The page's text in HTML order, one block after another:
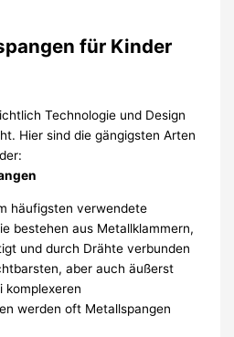
für Kinder
Technologie und Design
Hier sind die gängigsten Arten
häufigsten verwendete
bestehen aus Metallklammern,
und durch Drähte verbunden
aber auch äußerst
komplexeren
werden oft Metallspangen